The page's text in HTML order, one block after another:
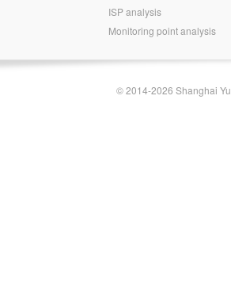
ISP analysis
Monitoring point analysis
© 2014-2026 Shanghai